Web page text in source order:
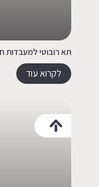
תא רובוטי למעבדות
לקרוא עוד